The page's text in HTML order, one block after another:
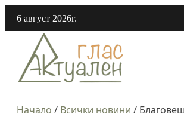
6 август 2026г.
Начало / Всички новини /